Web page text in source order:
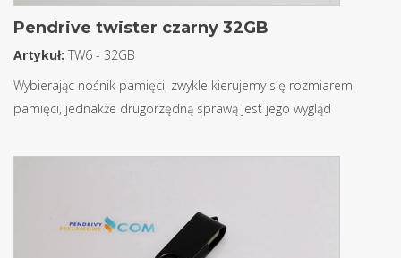
Pendrive twister czarny 32GB
Artykuł: TW6 - 32GB
Wybierając nośnik pamięci, zwykle kierujemy się rozmiarem
pamięci, jednakże drugorzędną sprawą jest jego wygląd